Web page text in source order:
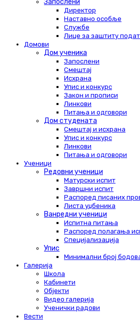
Запослени
Директор
Наставно особље
Службе
Лице за заштиту
Домови
Дом ученика
Запослени
Смештај
Исхрана
Упис и конкурс
Закон и прописи
Линкови
Питања и одговори
Дом студената
Смештај и исхрана
Упис и конкурс
Линкови
Питања и одговори
Ученици
Редовни ученици
Матурски испит
Завршни испит
Распоред писаних
Листа уџбеника
Ванредни ученици
Испитна питања
Распоред полагања
Специјализација
Упис
Минимални број
Галерија
Школа
Кабинети
Објекти
Видео галерија
Ученички радови
Вести